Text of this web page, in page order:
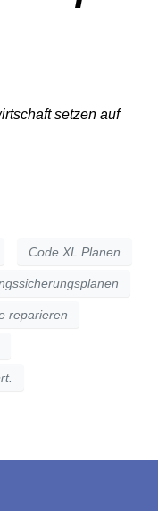
setzen auf
Code XL Planen
reparieren